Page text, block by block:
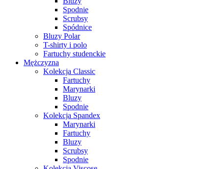
Spodnie
Scrubsy
Spódnice
Bluzy Polar
T-shirty i polo
Fartuchy studenckie
Mężczyzna
Kolekcja Classic
Fartuchy
Marynarki
Bluzy
Spodnie
Kolekcja Spandex
Marynarki
Fartuchy
Bluzy
Scrubsy
Spodnie